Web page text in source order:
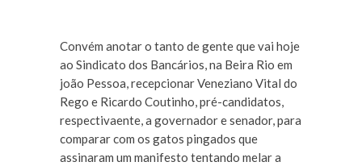
Convém anotar o tanto de gente que vai hoje
ao Sindicato dos Bancários, na Beira Rio em
joão Pessoa, recepcionar Veneziano Vital do
Rego e Ricardo Coutinho, pré-candidatos,
respectivaente, a governador e senador, para
comparar com os gatos pingados que
assinaram um manifesto tentando melar a